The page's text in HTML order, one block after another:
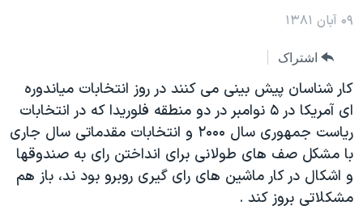
به
اصلی
جهش
به
جستجو
آمریکا
گزیده‌ها
ویژه برنامه‌ها
ویدیوها
فرهنگ و زندگی
جدول برنامه ها
صفحه‌های ویژه
عملیات خشم حماسی
۲۵۰سالگی آمریکا
بایگانی برنامه‌های تلویزیونی
مستندها
پخش رادیویی
یادگیری زبان انگلیسی
دنبال کنید
۰۹ آبان ۱۳۸۱
اشتراک
کار شناسان پيش بينی می کنند در روز انتخابات مياندوره
ای آمريکا در ۵ نوامبر در دو منطقه فلوريدا که در انتخابات
رياست جمهوری سال ۲۰۰۰ و انتخابات مقدماتی سال جاری
با مشکل صف های طولانی برای انداختن رای به صندوقها
و اشکال در کار ماشين های رای گيری روبرو بود ند، باز هم
مشکلاتی بروز کند .